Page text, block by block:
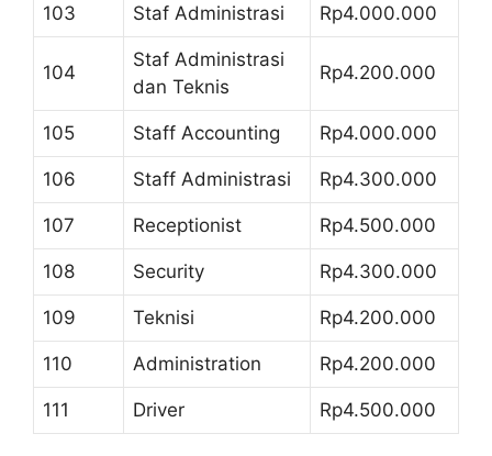
103 Staf Administrasi Rp4.000.000
104
Staf Administrasi
dan Teknis
Rp4.200.000
105 Staff Accounting Rp4.000.000
106 Staff Administrasi Rp4.300.000
107 Receptionist Rp4.500.000
108 Security Rp4.300.000
109 Teknisi Rp4.200.000
110 Administration Rp4.200.000
111 Driver Rp4.500.000